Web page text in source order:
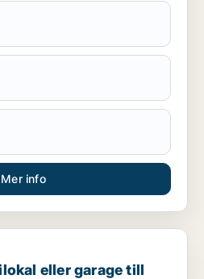
Mer info
garage till salu i Jönköping
eller garage till